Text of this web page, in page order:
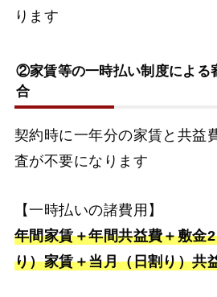
ります
②家賃等の一時払い制度による
合
契約時に一年分の家賃と共益
査が不要になります
【一時払いの諸費用】
年間家賃＋年間共益費＋敷金
り）家賃＋当月（日割り）共